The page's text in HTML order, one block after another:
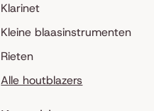
Klarinet
Kleine blaasinstrumenten
Rieten
Alle houtblazers